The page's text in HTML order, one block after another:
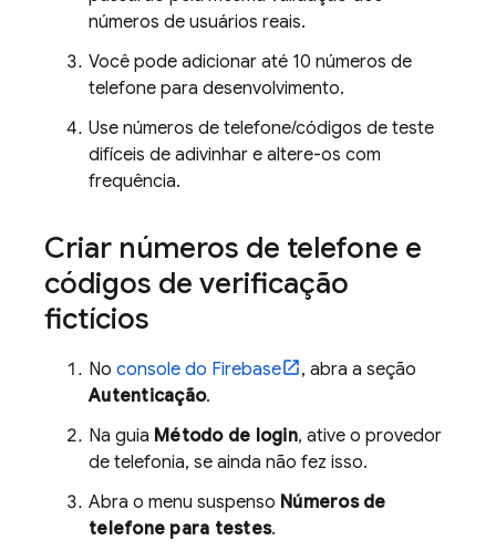
números de usuários reais.
Você pode adicionar até 10 números de
telefone para desenvolvimento.
Use números de telefone/códigos de teste
difíceis de adivinhar e altere-os com
frequência.
Criar números de telefone e
códigos de verificação
fictícios
No console do Firebase
, abra a seção
Autenticação.
Na guia Método de login, ative o provedor
de telefonia, se ainda não fez isso.
Abra o menu suspenso Números de
telefone para testes.